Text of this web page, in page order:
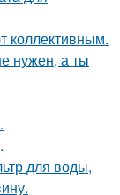
коллективным.
нужен, а ты
для воды,